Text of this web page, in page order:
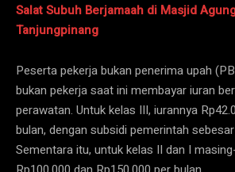
Salat Subuh Berjamaah di Masjid
Tanjungpinang
Peserta pekerja bukan penerima upah
bukan pekerja saat ini membayar iuran
perawatan. Untuk kelas III, iurannya
bulan, dengan subsidi pemerintah
Sementara itu, untuk kelas II dan I